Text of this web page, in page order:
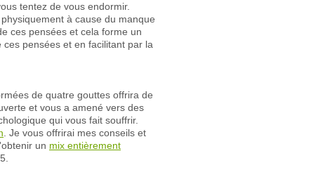
tentez de vous endormir.
à cause du manque
ces pensées et cela forme un
pensées et en facilitant par la
de quatre gouttes offrira de
et vous a amené vers des
qui vous fait souffrir.
. Je vous offrirai mes conseils et
un mix entièrement